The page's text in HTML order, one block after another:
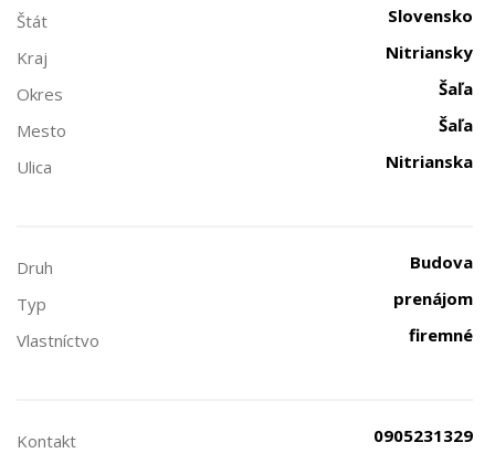
Štát
Slovensko
Kraj
Nitriansky
Okres
Šaľa
Mesto
Šaľa
Ulica
Nitrianska
Druh
Budova
Typ
prenájom
Vlastníctvo
firemné
Kontakt
0905231329